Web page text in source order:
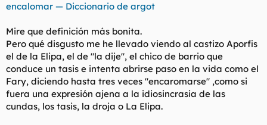
encalomar — Diccionario de argot
Mire que definición más bonita.
Pero qué disgusto me he llevado viendo al castizo Aporfis
el de la Elipa, el de "la dije", el chico de barrio que
conduce un tasis e intenta abrirse paso en la vida como el
Fary, diciendo hasta tres veces "encaromarse" ,como si
fuera una expresión ajena a la idiosincrasia de las
cundas, los tasis, la droja o La Elipa.